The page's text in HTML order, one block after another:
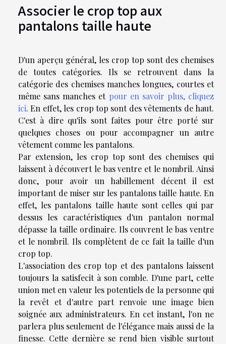
Associer le crop top aux
pantalons taille haute
D'un aperçu général, les crop top sont des chemises
de toutes catégories. Ils se retrouvent dans la
catégorie des chemises manches longues, courtes et
même sans manches et pour en savoir plus, cliquez
ici. En effet, les crop top sont des vêtements de haut.
C'est à dire qu'ils sont faites pour être porté sur
quelques choses ou pour accompagner un autre
vêtement comme les pantalons.
Par extension, les crop top sont des chemises qui
laissent à découvert le bas ventre et le nombril. Ainsi
donc, pour avoir un habillement décent il est
important de miser sur les pantalons taille haute. En
effet, les pantalons taille haute sont celles qui par
dessus les caractéristiques d'un pantalon normal
dépasse la taille ordinaire. Ils couvrent le bas ventre
et le nombril. Ils complètent de ce fait la taille d'un
crop top.
L'association des crop top et des pantalons laissent
toujours la satisfecit à son comble. D'une part, cette
union met en valeur les potentiels de la personne qui
la revêt et d'autre part renvoie une image bien
soignée aux administrateurs. En cet instant, l'on ne
parlera plus seulement de l'élégance mais aussi de la
finesse. Cette dernière se rend bien visible surtout